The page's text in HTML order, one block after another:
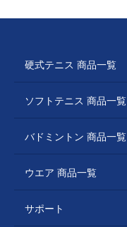
硬式テニス 商品一覧
ソフトテニス 商品一覧
バドミントン 商品一覧
ウエア 商品一覧
サポート